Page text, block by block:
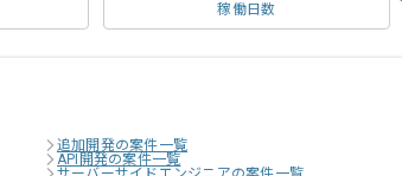
稼働日数
追加開発の案件一覧
API開発の案件一覧